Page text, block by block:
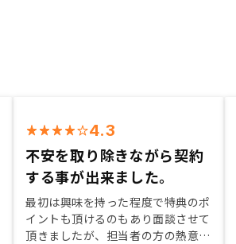
4.3
不安を取り除きながら契約
する事が出来ました。
最初は興味を持った程度で特典のポ
イントも頂けるのもあり面談させて
頂きましたが、担当者の方の熱意と